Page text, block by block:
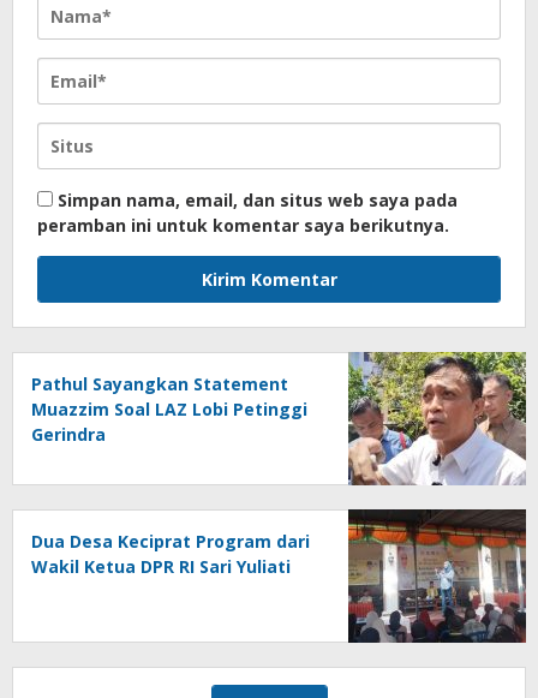
Simpan nama, email, dan situs web saya pada
peramban ini untuk komentar saya berikutnya.
Pathul Sayangkan Statement
Muazzim Soal LAZ Lobi Petinggi
Gerindra
Dua Desa Keciprat Program dari
Wakil Ketua DPR RI Sari Yuliati